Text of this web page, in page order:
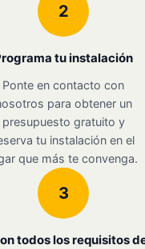
2
tu instalación
Ponte en contacto con
para obtener un
presupuesto gratuito y
tu instalación en el
que más te convenga.
3
todos los requisitos